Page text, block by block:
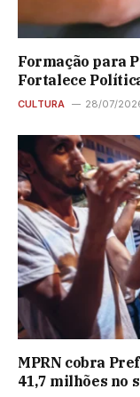
Formação para
Fortalece
CULTURA 28/07/
MPRN cobra
41,7 milhões no